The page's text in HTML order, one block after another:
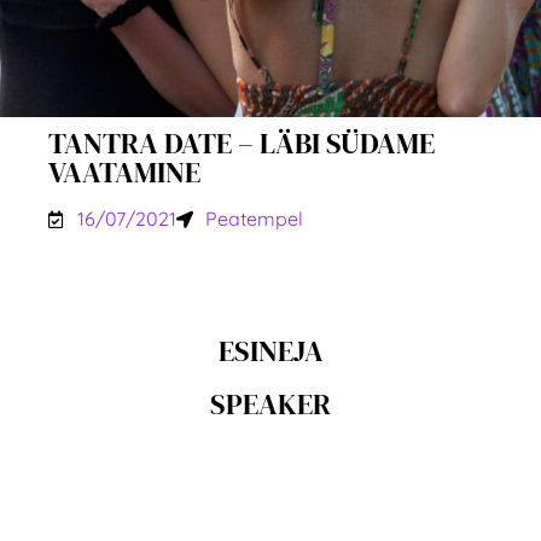
TANTRA DATE – LÄBI SÜDAME
VAATAMINE
16/07/2021 Peatempel
ESINEJA
SPEAKER